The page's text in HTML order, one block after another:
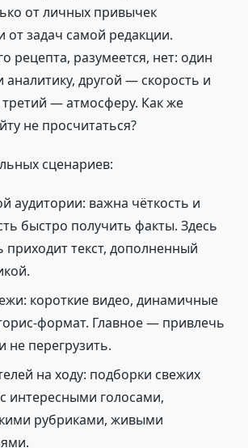
от личных привычек
от задач самой редакции.
рецепта, разумеется, нет: один
аналитику, другой — скорость и
— атмосферу. Как же
не просчитаться?
сценариев:
аудитории: важна чёткость и
быстро получить факты. Здесь
текст, дополненный
короткие видео, динамичные
формат. Главное — привлечь
не перегрузить.
на ходу: подборки свежих
интересными голосами,
рубриками, живыми